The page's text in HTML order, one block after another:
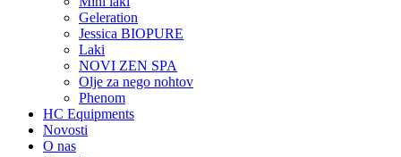
Geleration
Jessica BIOPURE
Laki
NOVI ZEN SPA
Olje za nego nohtov
Phenom
HC Equipments
Novosti
O nas